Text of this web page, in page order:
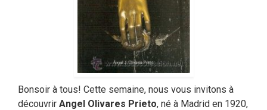
Bonsoir à tous! Cette semaine, nous vous invitons à
découvrir Angel Olivares Prieto, né à Madrid en 1920,